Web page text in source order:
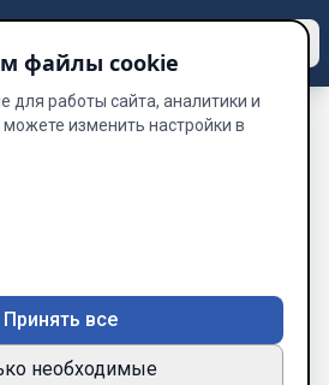
файлы cookie
для работы сайта, аналитики и
изменить настройки в
Принять все
необходимые